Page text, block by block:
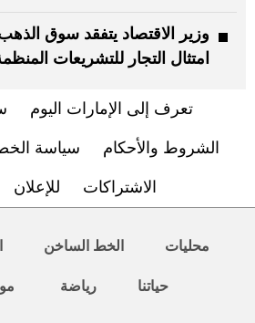
وزير الاقتصاد يتفقد سوق
امتثال التجار للتشريعات
تعرف إلى الإمارات اليوم
الشروط والأحكام سياسة
الاشتراكات للإعلان
محليات الخط الساخن
حياتنا رياضة